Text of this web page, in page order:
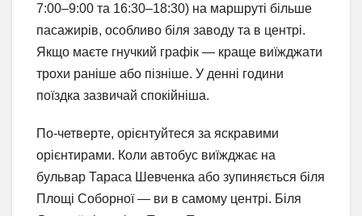
7:00–9:00 та 16:30–18:30) на маршруті більше
пасажирів, особливо біля заводу та в центрі.
Якщо маєте гнучкий графік — краще виїжджати
трохи раніше або пізніше. У денні години
поїздка зазвичай спокійніша.
По-четверте, орієнтуйтеся за яскравими
орієнтирами. Коли автобус виїжджає на
бульвар Тараса Шевченка або зупиняється біля
Площі Соборної — ви в самому центрі. Біля